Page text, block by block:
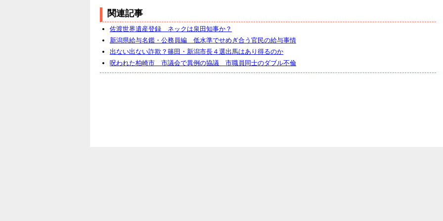
関連記事
佐渡世界遺産登録 ネックは泉田知事か？
新潟県給与名鑑・公務員編 低水準でせめぎ合う官民の給与事情
出ない出ない詐欺？篠田・新潟市長４選出馬はあり得るのか
呪われた柏崎市 市議会で異例の協議 市職員同士のダブル不倫